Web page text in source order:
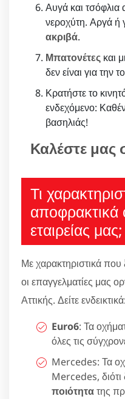
Αυγά και
νεροχύτη. Αργά ή
ακριβά.
Μπατονέτες και
δεν είναι για την
Κρατήστε το
ενδεχόμενο:
βασηλιάς!
Καλέστε μας
Τι
αποφρακτικά
εταιρείας μας;
Με χαρακτηριστικά
οι επαγγελματίες μας
Αττικής. Δείτε ενδεικτικά:
Euro6: Τα
όλες τις
Mercedes: Τα
Mercedes,
ποιότητατης